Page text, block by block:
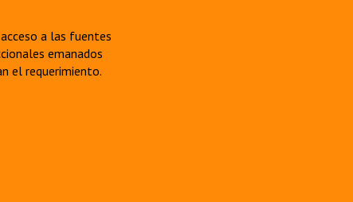
a las fuentes
emanados
el requerimiento.